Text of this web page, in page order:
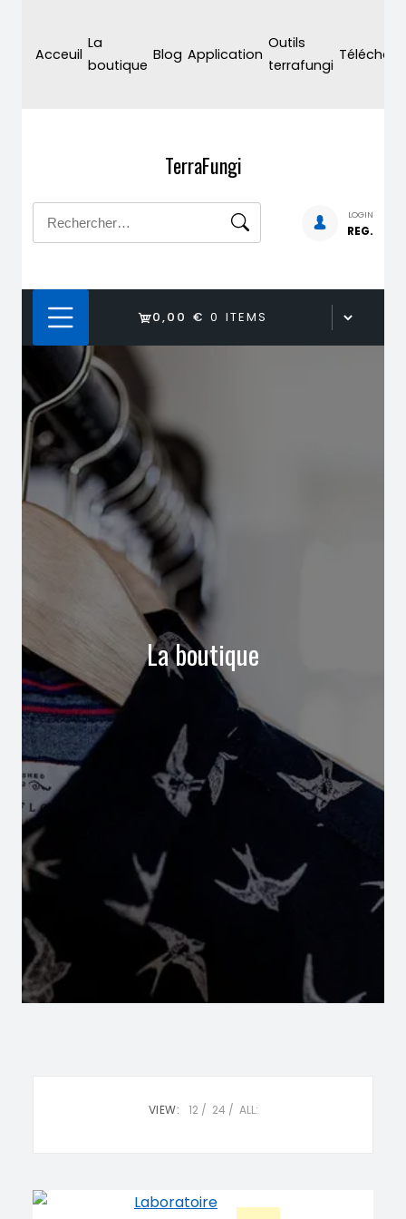
content
Acceuil
La
boutique
Blog Application
Outils
terrafungi
TerraFungi
Rechercher : LOGIN
REG.
0,00 € 0 ITEMS
La boutique
VIEW: 12 24 ALL: